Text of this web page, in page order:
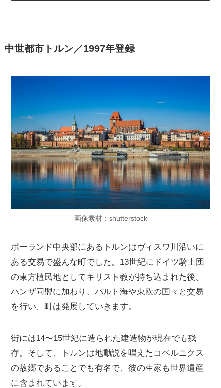
中世都市トルン／1997年登録
画像素材：shutterstock
ポーランド中央部にあるトルンはヴィスワ川沿いに
ある交易で盛んな町でした。13世紀にドイツ騎士団
の東方植民地としてキリスト教が持ち込まれた後、
ハンザ同盟に加わり、バルト海や東欧の国々と交易
を行い、町は発展していきます。
街には14〜15世紀に造られた建造物が現在でも残
存。そして、トルンは地動説を唱えたコペルニクス
の故郷であることでも有名で、彼の生家も世界遺産
に含まれています。